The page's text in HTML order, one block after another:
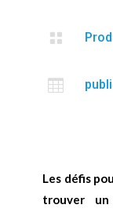


Les défis
trouver